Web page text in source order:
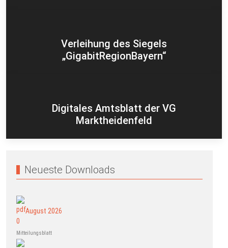
Verleihung des Siegels
„GigabitRegionBayern“
Digitales Amtsblatt der VG
Marktheidenfeld
Neueste Downloads
August 2026
Mitteilungsblatt